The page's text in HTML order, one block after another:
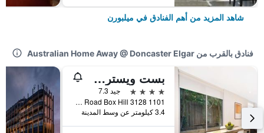
شاهد المزيد من أهم الفنادق في ميلبورن
فنادق بالقرب من Australian Home Away @ Doncaster Elgar
بست ويسترن بلس ذا تيودور-بوكس هيل
4 نجوم
جيد 7.3
1101 Whitehorse Road Box Hill 3128, ميلبورن, VIC, أستراليا
3.4 كيلومتر عن وسط المدينة